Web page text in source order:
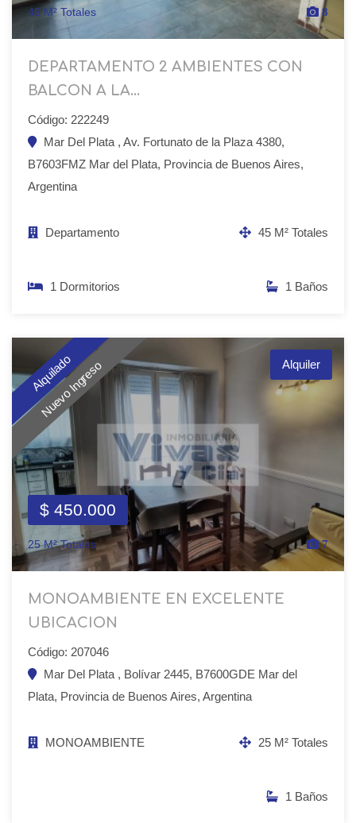
45 M² Totales 8
DEPARTAMENTO 2 AMBIENTES CON
BALCON A LA...
Código: 222249
Mar Del Plata , Av. Fortunato de la Plaza 4380,
B7603FMZ Mar del Plata, Provincia de Buenos Aires,
Argentina
Departamento 45 M² Totales
1 Dormitorios 1 Baños
Alquilado
Nuevo Ingreso Alquiler
$ 450.000
25 M² Totales 7
MONOAMBIENTE EN EXCELENTE
UBICACION
Código: 207046
Mar Del Plata , Bolívar 2445, B7600GDE Mar del
Plata, Provincia de Buenos Aires, Argentina
MONOAMBIENTE 25 M² Totales
1 Baños